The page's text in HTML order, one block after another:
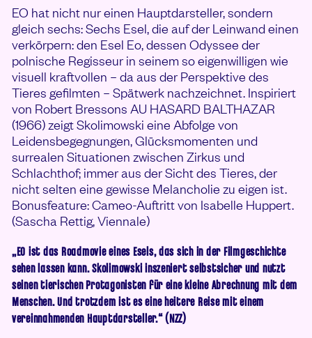
EO hat nicht nur einen Hauptdarsteller, sondern
gleich sechs: Sechs Esel, die auf der Leinwand einen
verkörpern: den Esel Eo, dessen Odyssee der
polnische Regisseur in seinem so eigenwilligen wie
visuell kraftvollen – da aus der Perspektive des
Tieres gefilmten – Spätwerk nachzeichnet. Inspiriert
von Robert Bressons AU HASARD BALTHAZAR
(1966) zeigt Skolimowski eine Abfolge von
Leidensbegegnungen, Glücksmomenten und
surrealen Situationen zwischen Zirkus und
Schlachthof; immer aus der Sicht des Tieres, der
nicht selten eine gewisse Melancholie zu eigen ist.
Bonusfeature: Cameo-Auftritt von Isabelle Huppert.
(Sascha Rettig, Viennale)
„EO ist das Roadmovie eines Esels, das sich in der Filmgeschichte
sehen lassen kann. Skolimowski inszeniert selbstsicher und nutzt
seinen tierischen Protagonisten für eine kleine Abrechnung mit dem
Menschen. Und trotzdem ist es eine heitere Reise mit einem
vereinnahmenden Hauptdarsteller.“ (NZZ)